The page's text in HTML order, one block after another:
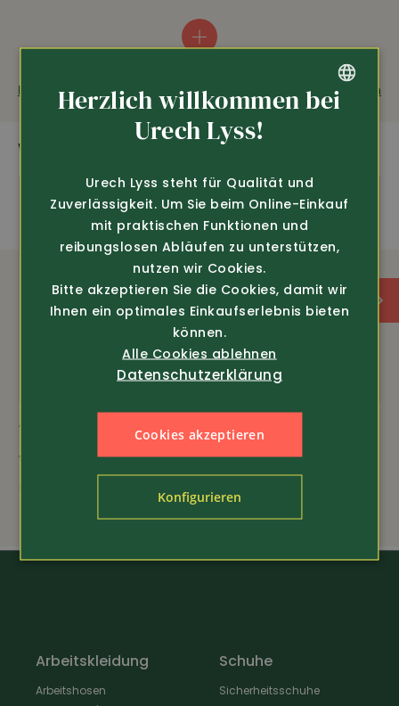
Die Innenseite ist aus einem hochwertigen Frottee
welcher einen optimalen Kälteschutz bietet. Das
Material ist äusserst geschmeidig und sehr angenehm
auf der Haut. Diese Wäsche verfügt über beste
Feuchtigkeits- und Temperaturausgleichende
Funktionen und fördert so ein optimales Körperklima
und sieht zudem gut aus. Beide Shirts haben ein
Polyester, 4% Elasthan, 60°C Wäsche.
AUSSTATTUNG
extrem warm
Hoher Tragekomfort
Fragen zum Produkt Weiterempfehlen
WEITERE SPANNENDE PRODUKTE
Art.-Nr. 19948
Worker-Socken 3 Paar
Engel
Thermowäsche
Arbeitskleidung
Arbeitshosen
Schuhe
Sicherheitsschuhe
Herzlich willkommen bei
Urech Lyss!
Urech Lyss steht für Qualität und
Zuverlässigkeit. Um Sie beim Online-Einkauf
mit praktischen Funktionen und
reibungslosen Abläufen zu unterstützen,
nutzen wir Cookies.
Bitte akzeptieren Sie die Cookies, damit wir
Ihnen ein optimales Einkaufserlebnis bieten
können.
Alle Cookies ablehnen
Datenschutzerklärung
Cookies akzeptieren
Konfigurieren